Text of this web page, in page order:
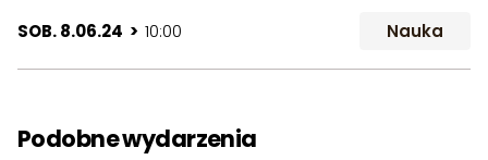
SOB. 8.06.24 > 10:00 Nauka
Podobne wydarzenia